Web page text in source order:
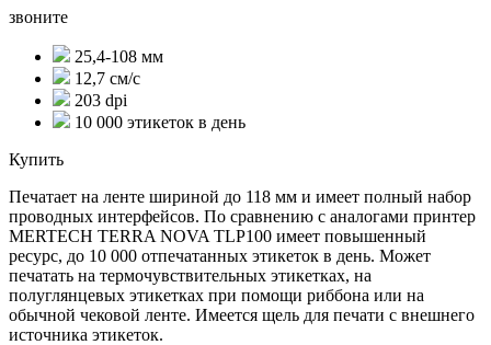
звоните
25,4-108 мм
12,7 см/с
203 dpi
10 000 этикеток в день
Купить
Печатает на ленте шириной до 118 мм и имеет полный набор
проводных интерфейсов. По сравнению с аналогами принтер
MERTECH TERRA NOVA TLP100 имеет повышенный
ресурс, до 10 000 отпечатанных этикеток в день. Может
печатать на термочувствительных этикетках, на
полуглянцевых этикетках при помощи риббона или на
обычной чековой ленте. Имеется щель для печати с внешнего
источника этикеток.